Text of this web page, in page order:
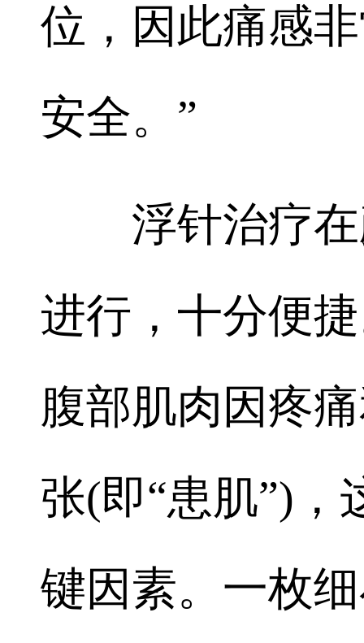
位，因此痛感
安全。”
浮针治疗在
进行，十分便
腹部肌肉因疼
张(即“患肌”)，
键因素。一枚